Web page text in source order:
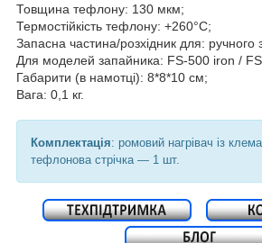
Товщина тефлону: 130 мкм;
Термостійкість тефлону: +260°C;
Запасна частина/розхідник для: ручного
Для моделей запайника: FS-500 iron /
Габарити (в намотці): 8*8*10 см;
Вага: 0,1 кг.
Комплектація: ромовий нагрівач із
тефлонова стрічка — 1 шт.